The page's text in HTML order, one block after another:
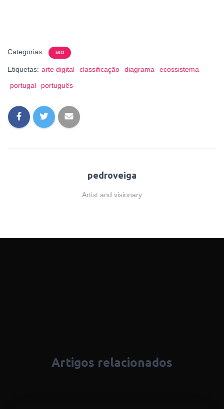
Categorias: I&D
Etiquetas: arte digital classificação diagrama
ecossistema
portugal
português
pedroveiga
Artist and visionary
Artigos relacionados